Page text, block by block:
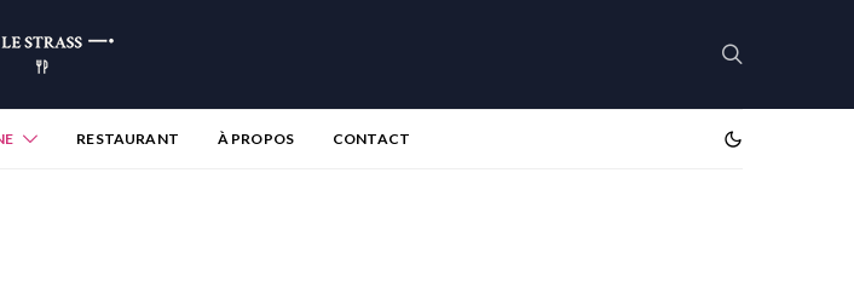
RESTAURANT À PROPOS CONTACT